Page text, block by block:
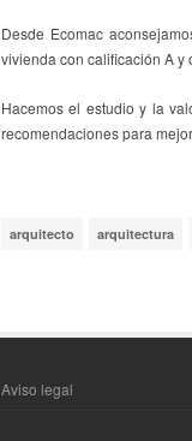
Desde Ecomac
vivienda con calificación A y
Hacemos el estudio y la
recomendaciones para
arquitecto arquitectura
Aviso legal